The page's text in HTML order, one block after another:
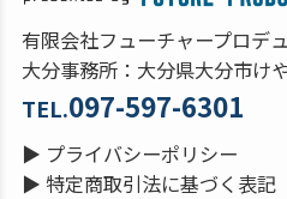
有限会社フューチャープロデ
大分事務所：大分県大分市け
TEL.097-597-6301
▶ プライバシーポリシー
▶ 特定商取引法に基づく表記